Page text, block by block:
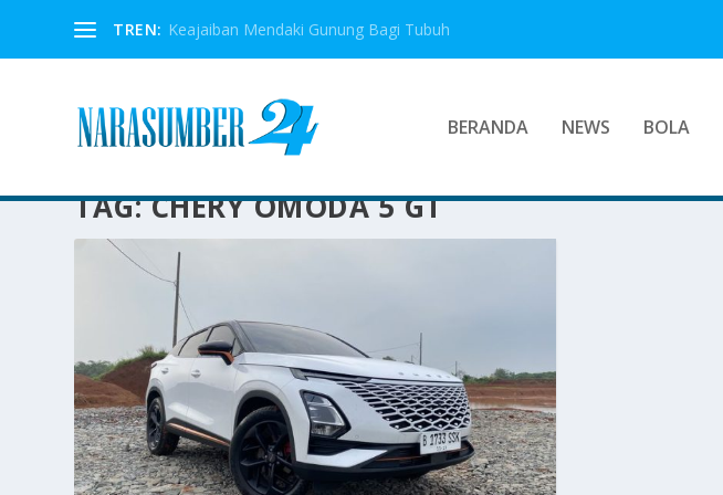
TREN: Keajaiban Mendaki Gunung Bagi Tubuh
BERANDA NEWS BOLA
TAG:CHERY OMODA 5 GT